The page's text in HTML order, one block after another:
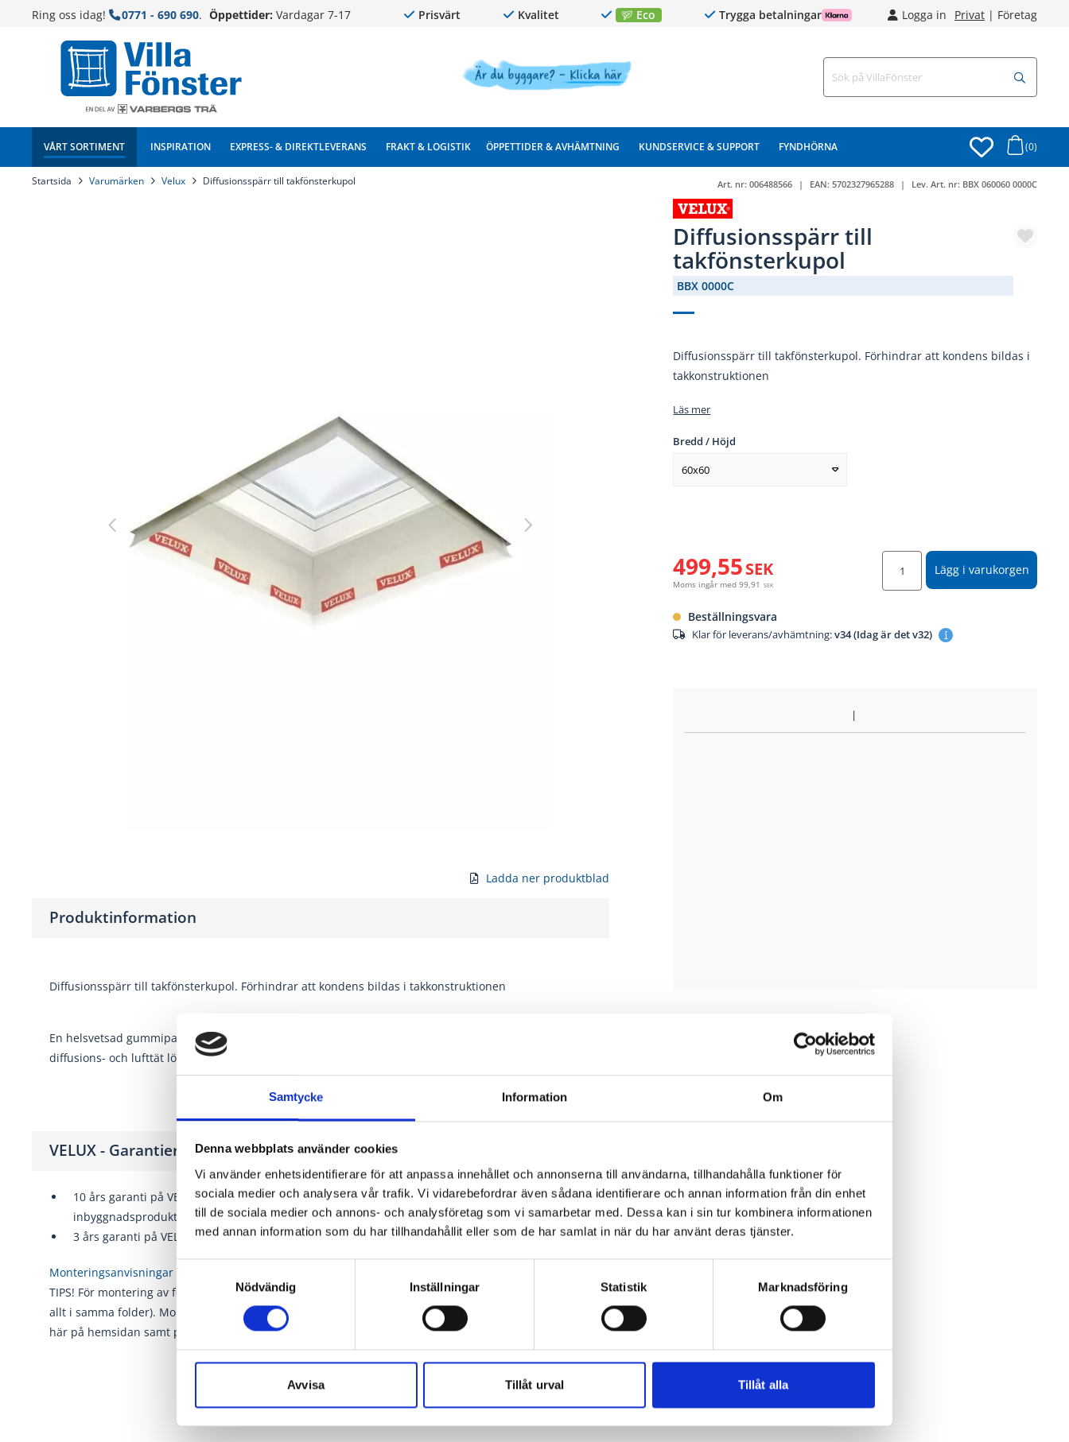
Samtycke Information Om
Denna webbplats använder cookies
Vi använder enhetsidentifierare för att anpassa innehållet och annonserna till användarna, tillhandahålla funktioner för
sociala medier och analysera vår trafik. Vi vidarebefordrar även sådana identifierare och annan information från din enhet
till de sociala medier och annons- och analysföretag som vi samarbetar med. Dessa kan i sin tur kombinera informationen
med annan information som du har tillhandahållit eller som de har samlat in när du har använt deras tjänster.
Nödvändig
Inställningar Statistik Marknadsföring
Avvisa Tillåt urval Tillåt alla
Ring oss idag! 0771 - 690 690. Öppettider: Vardagar 7-17 Prisvärt Kvalitet Eco Trygga betalningar Logga in Privat| Företag
VÅRT SORTIMENT INSPIRATION EXPRESS- & DIREKTLEVERANS FRAKT & LOGISTIK ÖPPETTIDER & AVHÄMTNING KUNDSERVICE & SUPPORT FYNDHÖRNA (0)
Startsida Varumärken Velux Diffusionsspärr till takfönsterkupol Art. nr: 006488566 EAN: 5702327965288 Lev. Art. nr: BBX 060060 0000C
Diffusionsspärr till
takfönsterkupol
BBX 0000C
Diffusionsspärr till takfönsterkupol. Förhindrar att kondens bildas i
takkonstruktionen
Läs mer
Bredd / Höjd
60x60
Lägg i varukorgen
499,55SEK
Moms ingår med99,91 SEK
Beställningsvara
Klar för leverans/avhämtning:v34 (Idag är det v32)
Ladda ner produktblad
Produktinformation
Diffusionsspärr till takfönsterkupol. Förhindrar att kondens bildas i takkonstruktionen
En helsvetsad gummipackning med dubbeltrycktätning garanterar en snabb installation och en
diffusions- och lufttät lösning. Förstärkta hörn för extra säkerhet mot perforering.
VELUX - Garantier, broschyrer & dokument mm.
10 års garanti på VELUX takfönster, takljusmoduler, isolerrutor, intäckningsplåtar och
inbyggnadsprodukter
3 års garanti på VELUX gardiner och styrsystem
Monteringsanvisningar finns på VELUX hemsida, tryck här
TIPS! För montering av fönster och intäckningsplåt, läs instruktion för intäckningsplåten (då ser du
allt i samma folder). Monteringsvideor finns även på respektive produktsida för intäckningsplåtarna
här på hemsidan samt på
VELUX youtubekanal